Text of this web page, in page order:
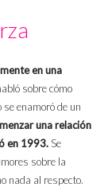
en una
sobre cómo
enamoró de un
una relación
en 1993. Se
sobre la
nada al respecto.